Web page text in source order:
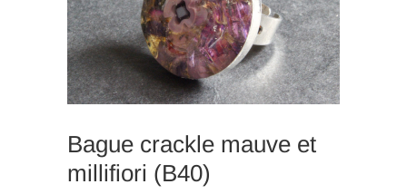
Bague crackle mauve et
millifiori (B40)